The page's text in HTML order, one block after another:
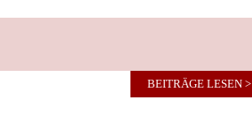
BEITRÄGE LESEN >